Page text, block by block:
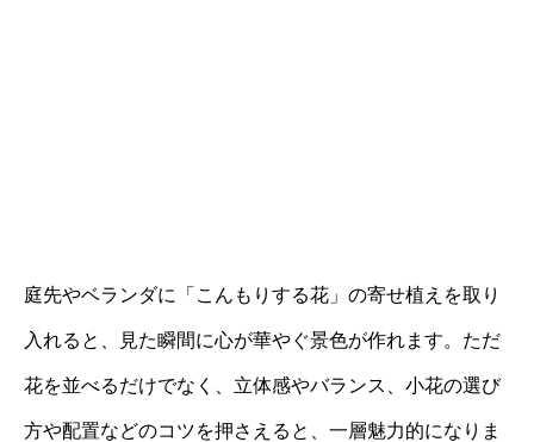
庭先やベランダに「こんもりする花」の寄せ植えを取り
入れると、見た瞬間に心が華やぐ景色が作れます。ただ
花を並べるだけでなく、立体感やバランス、小花の選び
方や配置などのコツを押さえると、一層魅力的になりま